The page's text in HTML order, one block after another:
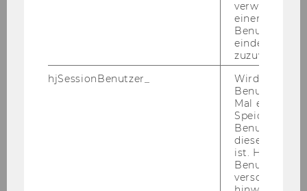
Student Wellbeing Day für
Erstsemestrige 09.09.2025
Student Wellbeing Days April
Student Wellbeing Days April
verwendet,
einem/einer
Benutzer*in
eindeutige ID
zuzuweisen
hjSessionBenutzer_
Wird gesetzt,
Benutzer
Mal eine
Speichert die
Benutzer-ID,
diese Seite
ist. Hotjar
Benutzer
verschiedene